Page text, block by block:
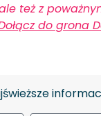
też z
do grona